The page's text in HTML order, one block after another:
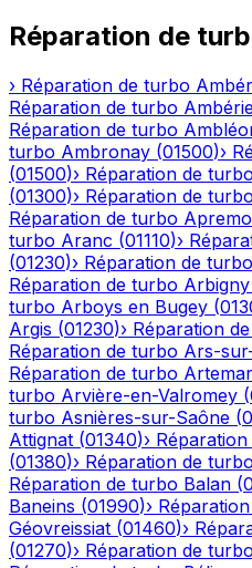
Réparation de
› Réparation de turbo
Réparation de turbo
Réparation de turbo
turbo Ambronay (01500)›
(01500)› Réparation de turbo
(01300)› Réparation de turbo
Réparation de turbo
turbo Aranc (01110)›
(01230)› Réparation de turbo
Réparation de turbo Arbigny
turbo Arboys en Bugey (
Argis (01230)› Réparation
Réparation de turbo Ars-
Réparation de turbo
turbo Arvière-en-Valromey (
turbo Asnières-sur-Saône (
Attignat (01340)›
(01380)› Réparation de turbo
Réparation de turbo Balan (
Baneins (01990)›
Géovreissiat (01460)›
(01270)› Réparation de turbo